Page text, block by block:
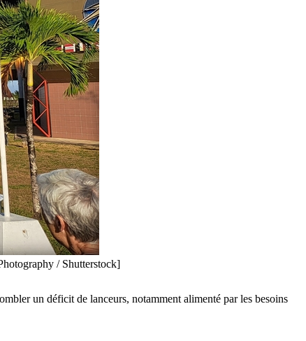
/ Shutterstock]
un déficit de lanceurs, notamment alimenté par les besoins